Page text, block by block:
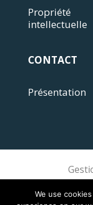
Propriété
intellectuelle
CONTACT
Présentation
We use